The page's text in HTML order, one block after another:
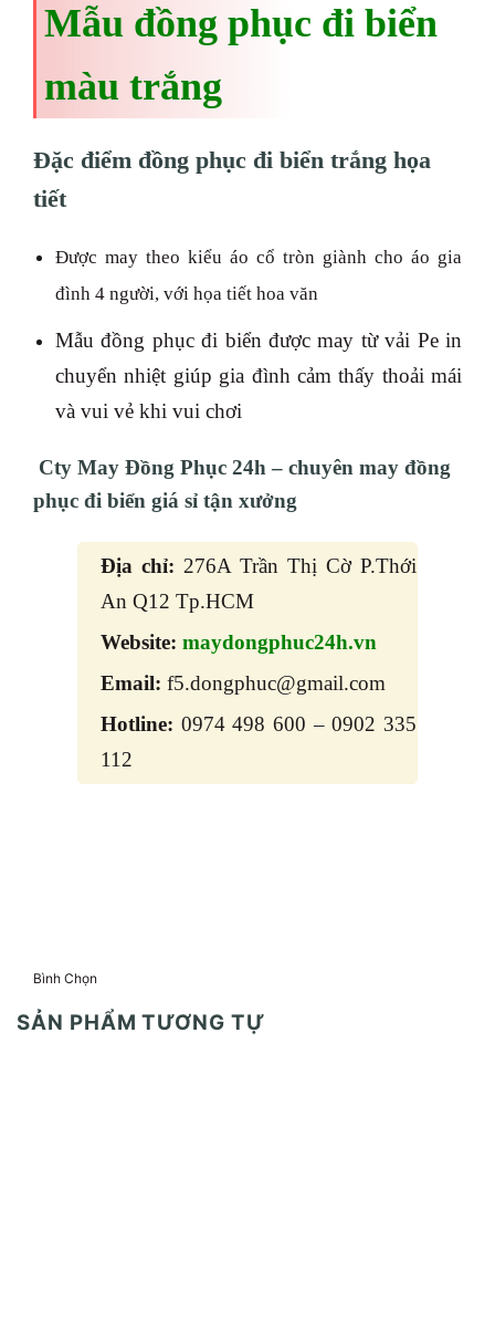
Mẫu đồng phục đi biển
màu trắng
Đặc điểm đồng phục đi biển trắng họa
tiết
Được may theo kiểu áo cổ tròn giành cho áo gia
đình 4 người, với họa tiết hoa văn
Mẫu đồng phục đi biển được may từ vải Pe in
chuyển nhiệt giúp gia đình cảm thấy thoải mái
và vui vẻ khi vui chơi
Cty May Đồng Phục 24h – chuyên may đồng
phục đi biển giá sỉ tận xưởng
Địa chỉ: 276A Trần Thị Cờ P.Thới
An Q12 Tp.HCM
Website: maydongphuc24h.vn
Email: f5.dongphuc@gmail.com
Hotline: 0974 498 600 – 0902 335
112
Bình Chọn
SẢN PHẨM TƯƠNG TỰ